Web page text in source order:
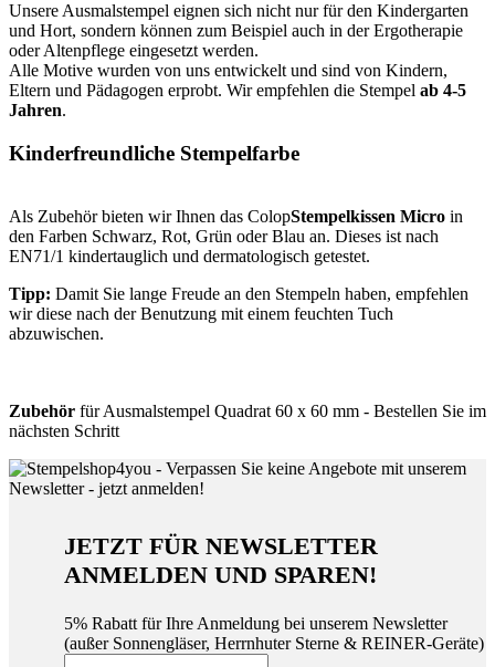
Unsere Ausmalstempel eignen sich nicht nur für den Kindergarten
und Hort, sondern können zum Beispiel auch in der Ergotherapie
oder Altenpflege eingesetzt werden.
Alle Motive wurden von uns entwickelt und sind von Kindern,
Eltern und Pädagogen erprobt. Wir empfehlen die Stempel ab 4-5
Jahren.
Kinderfreundliche Stempelfarbe
Als Zubehör bieten wir Ihnen das ColopStempelkissen Micro in
den Farben Schwarz, Rot, Grün oder Blau an. Dieses ist nach
EN71/1 kindertauglich und dermatologisch getestet.
Tipp: Damit Sie lange Freude an den Stempeln haben, empfehlen
wir diese nach der Benutzung mit einem feuchten Tuch
abzuwischen.
Zubehör für Ausmalstempel Quadrat 60 x 60 mm - Bestellen Sie im
nächsten Schritt
JETZT FÜR NEWSLETTER
ANMELDEN UND SPAREN!
5% Rabatt für Ihre Anmeldung bei unserem Newsletter
(außer Sonnengläser, Herrnhuter Sterne & REINER-Geräte)